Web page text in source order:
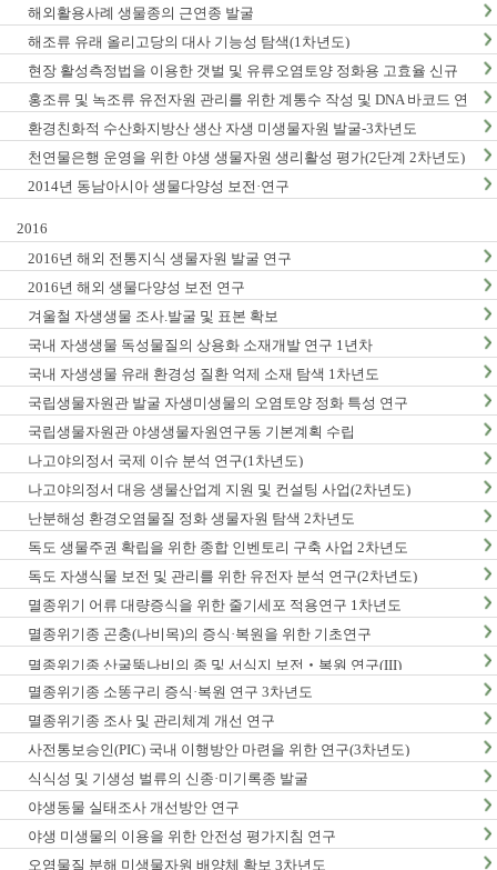
해외활용사례 생물종의 근연종 발굴
해조류 유래 올리고당의 대사 기능성 탐색(1차년도)
현장 활성측정법을 이용한 갯벌 및 유류오염토양 정화용 고효율 신규
미생물자원 발굴-3차년도
홍조류 및 녹조류 유전자원 관리를 위한 계통수 작성 및 DNA 바코드 연
구 2단계 1차년도
환경친화적 수산화지방산 생산 자생 미생물자원 발굴-3차년도
천연물은행 운영을 위한 야생 생물자원 생리활성 평가(2단계 2차년도)
2014년 동남아시아 생물다양성 보전·연구
2016
2016년 해외 전통지식 생물자원 발굴 연구
2016년 해외 생물다양성 보전 연구
겨울철 자생생물 조사.발굴 및 표본 확보
국내 자생생물 독성물질의 상용화 소재개발 연구 1년차
국내 자생생물 유래 환경성 질환 억제 소재 탐색 1차년도
국립생물자원관 발굴 자생미생물의 오염토양 정화 특성 연구
국립생물자원관 야생생물자원연구동 기본계획 수립
나고야의정서 국제 이슈 분석 연구(1차년도)
나고야의정서 대응 생물산업계 지원 및 컨설팅 사업(2차년도)
난분해성 환경오염물질 정화 생물자원 탐색 2차년도
독도 생물주권 확립을 위한 종합 인벤토리 구축 사업 2차년도
독도 자생식물 보전 및 관리를 위한 유전자 분석 연구(2차년도)
멸종위기 어류 대량증식을 위한 줄기세포 적용연구 1차년도
멸종위기종 곤충(나비목)의 증식·복원을 위한 기초연구
멸종위기종 산굴뚝나비의 종 및 서식지 보전‧복원 연구(III)
멸종위기종 소똥구리 증식·복원 연구 3차년도
멸종위기종 조사 및 관리체계 개선 연구
사전통보승인(PIC) 국내 이행방안 마련을 위한 연구(3차년도)
식식성 및 기생성 벌류의 신종·미기록종 발굴
야생동물 실태조사 개선방안 연구
야생 미생물의 이용을 위한 안전성 평가지침 연구
오염물질 분해 미생물자원 배양체 확보 3차년도